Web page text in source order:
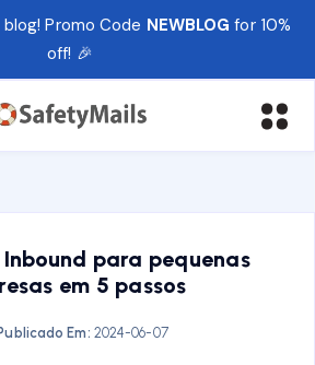
Promo Code NEWBLOG for 10%
off! 🎉
para pequenas
em 5 passos
Publicado Em: 2024-06-07